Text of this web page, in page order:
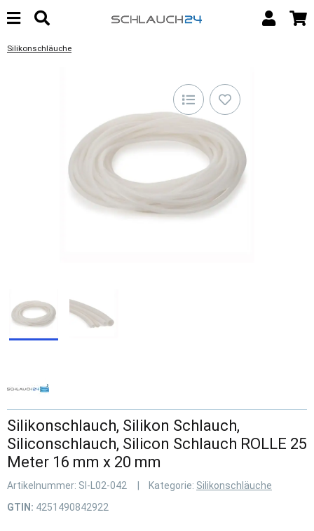
Silikonschläuche
Silikonschlauch, Silikon Schlauch,
Siliconschlauch, Silicon Schlauch ROLLE 25
Meter 16 mm x 20 mm
Artikelnummer: SI-L02-042 Kategorie: Silikonschläuche
GTIN: 4251490842922